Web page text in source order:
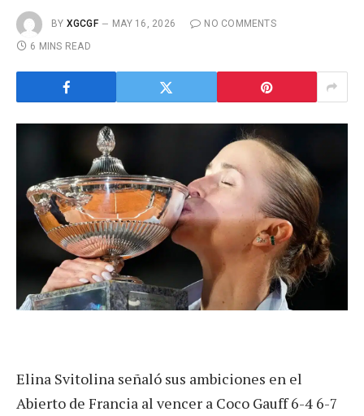
BY XGCGF MAY 16, 2026
NO COMMENTS
6 MINS READ
Elina Svitolina señaló sus ambiciones en el
Abierto de Francia al vencer a ‌Coco Gauff 6-4 6-7